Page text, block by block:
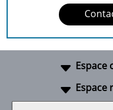
Espace
Espace